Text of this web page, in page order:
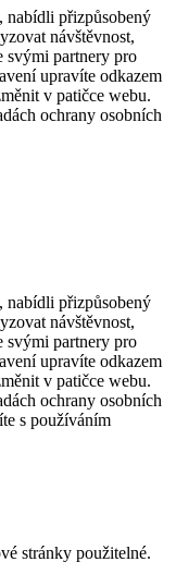
nabídli přizpůsobený
návštěvnost,
svými partnery pro
upravíte odkazem
v patičce webu.
ochrany osobních
nabídli přizpůsobený
návštěvnost,
svými partnery pro
upravíte odkazem
v patičce webu.
ochrany osobních
s používáním
stránky použitelné.